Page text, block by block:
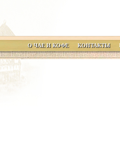
О ЧАЕ И КОФЕ КОНТАКТЫ